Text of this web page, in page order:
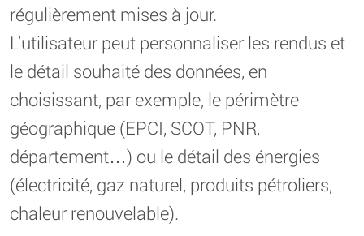
régulièrement mises à jour.
L’utilisateur peut personnaliser les rendus et
le détail souhaité des données, en
choisissant, par exemple, le périmètre
géographique (EPCI, SCOT, PNR,
département…) ou le détail des énergies
(électricité, gaz naturel, produits pétroliers,
chaleur renouvelable).